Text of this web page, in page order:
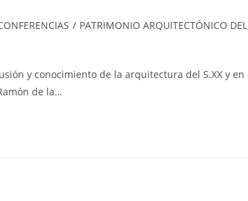
/ PATRIMONIO ARQUITECTÓNICO
y conocimiento de la arquitectura del S.XX y en
de la…